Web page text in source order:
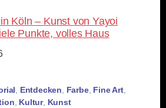
Köln – Kunst von Yayoi
Punkte, volles Haus
, Entdecken, Farbe, Fine Art,
, Kultur, Kunst